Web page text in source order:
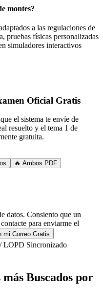
montes?
a las regulaciones de
pruebas físicas personalizadas
simuladores interactivos
Oficial Gratis
el sistema te envíe de
resuelto y el tema 1 de
gratuita.
🔥 Ambos PDF
datos. Consiento que un
para enviarme el
mi Correo Gratis
Sincronizado
Buscados por